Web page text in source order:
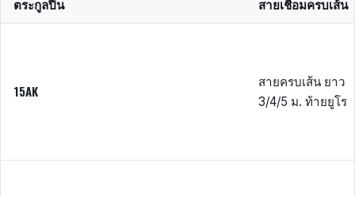
ตระกูลปืน สายเชื่อมครบเส้น
15AK
สายครบเส้น ยาว
3/4/5 ม. ท้ายยูโร